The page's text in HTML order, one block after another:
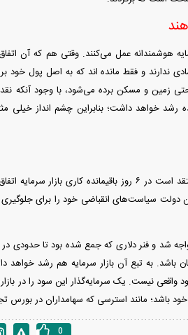
ندارند و فقط مانده اند که به اصل پول خود
زمین و مسکن برده می‌شود، با وجود آنکه
خواهد داشت؛ بنابراین چشم انداز خیلی
این کارشناس در پیش بینی شاخص کل بورس تا پایان اسفند معتقد است در ۶ روز
نخواهد رفت. همچنین دولت سیاست‌های انقباضی خود را برای
شد و فنر دلاری که جمع شده بود تا حدودی در
و سال بعد احتمالا دلار روی ۸۰ تا ۹۰ هزار تومان باشد. به تبع آن بازار
نیست. یک سرمایه‌گذار این سود را در
باشد؛ مانند استرسی که سهامداران در بورس
0